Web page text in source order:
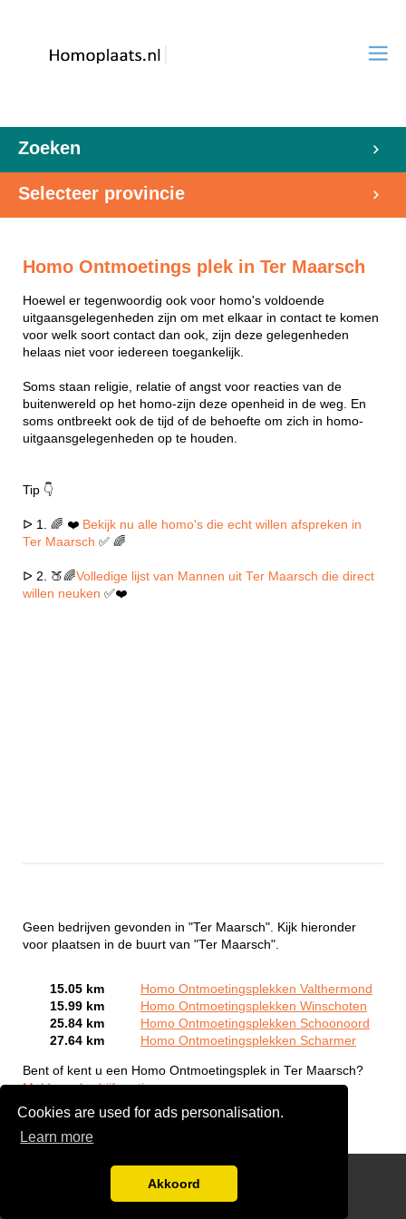
Cookies are used for ads personalisation.
Learn more
Akkoord
Zoeken
Selecteer provincie
Homo Ontmoetings plek in Ter Maarsch
Hoewel er tegenwoordig ook voor homo's voldoende
uitgaansgelegenheden zijn om met elkaar in contact te komen
voor welk soort contact dan ook, zijn deze gelegenheden
helaas niet voor iedereen toegankelijk.
Soms staan religie, relatie of angst voor reacties van de
buitenwereld op het homo-zijn deze openheid in de weg. En
soms ontbreekt ook de tijd of de behoefte om zich in homo-
uitgaansgelegenheden op te houden.
Tip 👇
ᐅ 1. 🌈 ❤️ Bekijk nu alle homo's die echt willen afspreken in
Ter Maarsch ✅ 🌈
ᐅ 2. 🍑🌈Volledige lijst van Mannen uit Ter Maarsch die direct
willen neuken ✅❤️
Geen bedrijven gevonden in "Ter Maarsch". Kijk hieronder
voor plaatsen in de buurt van "Ter Maarsch".
15.05 km
Homo Ontmoetingsplekken Valthermond
15.99 km
Homo Ontmoetingsplekken Winschoten
25.84 km
Homo Ontmoetingsplekken Schoonoord
27.64 km
Homo Ontmoetingsplekken Scharmer
Bent of kent u een Homo Ontmoetingsplek in Ter Maarsch?
Meld een bedrijf gratis aan